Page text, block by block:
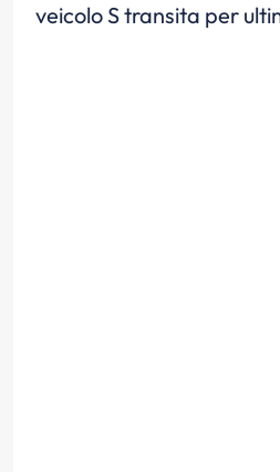
veicolo S transita per